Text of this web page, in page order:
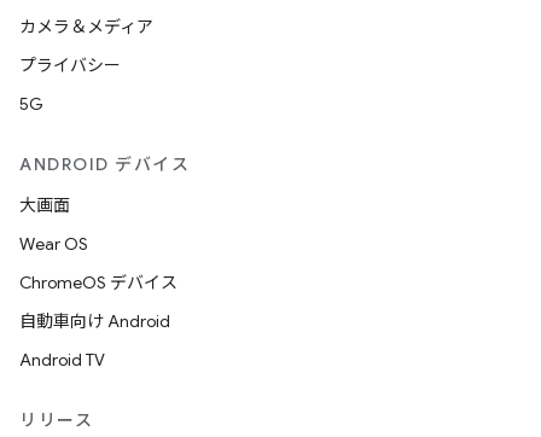
カメラ＆メディア
プライバシー
5G
ANDROID デバイス
大画面
Wear OS
ChromeOS デバイス
自動車向け Android
Android TV
リリース